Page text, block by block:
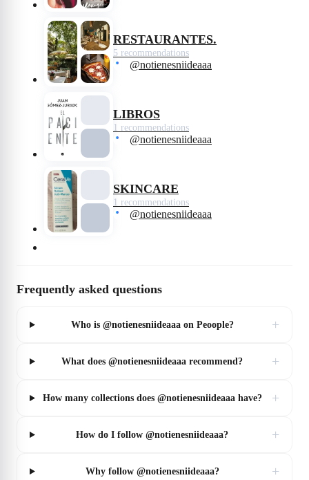
RESTAURANTES.
5 recommendations
@notienesniideaaa
LIBROS
1 recommendations
@notienesniideaaa
SKINCARE
1 recommendations
@notienesniideaaa
Frequently asked questions
Who is @notienesniideaaa on Peoople? +
What does @notienesniideaaa recommend? +
How many collections does @notienesniideaaa have? +
How do I follow @notienesniideaaa? +
Why follow @notienesniideaaa? +